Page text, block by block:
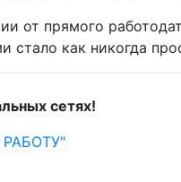
от прямого
стало как никогда
сетях!